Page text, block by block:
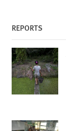
REPORTS